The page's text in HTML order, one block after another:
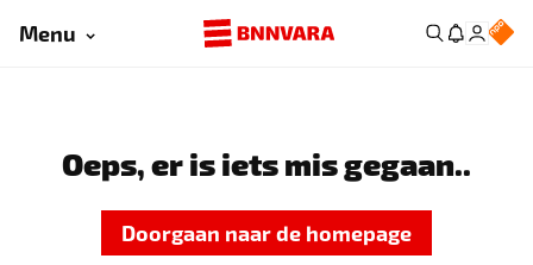
Menu
Oeps, er is iets mis gegaan..
Doorgaan naar de homepage